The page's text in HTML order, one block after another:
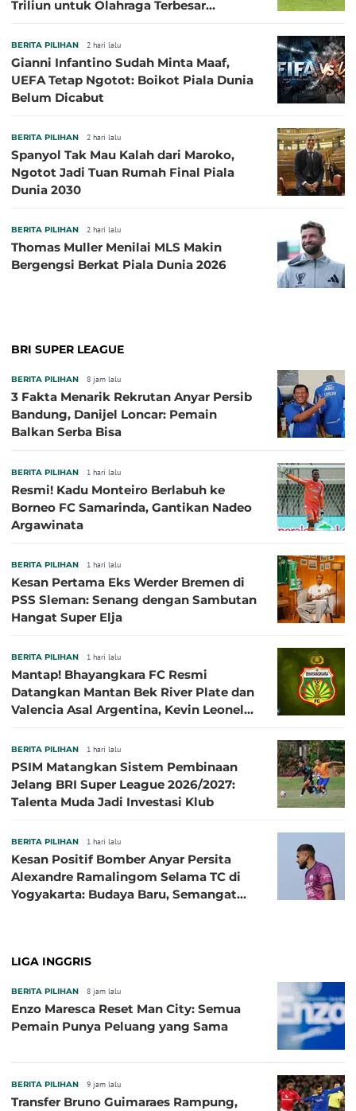
Triliun untuk Olahraga Terbesar
BERITA PILIHAN 2 hari lalu
Gianni Infantino Sudah Minta Maaf,
UEFA Tetap Ngotot: Boikot Piala Dunia
Belum Dicabut
BERITA PILIHAN 2 hari lalu
Spanyol Tak Mau Kalah dari Maroko,
Ngotot Jadi Tuan Rumah Final Piala
Dunia 2030
BERITA PILIHAN 2 hari lalu
Thomas Muller Menilai MLS Makin
Bergengsi Berkat Piala Dunia 2026
BRI SUPER LEAGUE
BERITA PILIHAN 8 jam lalu
3 Fakta Menarik Rekrutan Anyar Persib
Bandung, Danijel Loncar: Pemain
Balkan Serba Bisa
BERITA PILIHAN 1 hari lalu
Resmi! Kadu Monteiro Berlabuh ke
Borneo FC Samarinda, Gantikan Nadeo
Argawinata
BERITA PILIHAN 1 hari lalu
Kesan Pertama Eks Werder Bremen di
PSS Sleman: Senang dengan Sambutan
Hangat Super Elja
BERITA PILIHAN 1 hari lalu
Mantap! Bhayangkara FC Resmi
Datangkan Mantan Bek River Plate dan
Valencia Asal Argentina, Kevin Leonel
BERITA PILIHAN 1 hari lalu
PSIM Matangkan Sistem Pembinaan
Jelang BRI Super League 2026/2027:
Talenta Muda Jadi Investasi Klub
BERITA PILIHAN 1 hari lalu
Kesan Positif Bomber Anyar Persita
Alexandre Ramalingom Selama TC di
Yogyakarta: Budaya Baru, Semangat
LIGA INGGRIS
BERITA PILIHAN 8 jam lalu
Enzo Maresca Reset Man City: Semua
Pemain Punya Peluang yang Sama
BERITA PILIHAN 9 jam lalu
Transfer Bruno Guimaraes Rampung,